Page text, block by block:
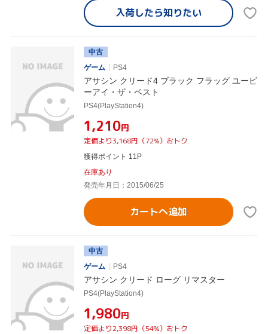
入荷したら知りたい
中古
ゲーム
PS4
アサシン クリード4 ブラック フラッグ ユービ
ーアイ・ザ・ベスト
PS4(PlayStation4)
¥1,210円
定価より3,168円（72%）おトク
獲得ポイント 11P
在庫あり
発売年月日：2015/06/25
カートへ追加
中古
ゲーム
PS4
アサシン クリード ローグ リマスター
PS4(PlayStation4)
¥1,980円
定価より2,398円（54%）おトク